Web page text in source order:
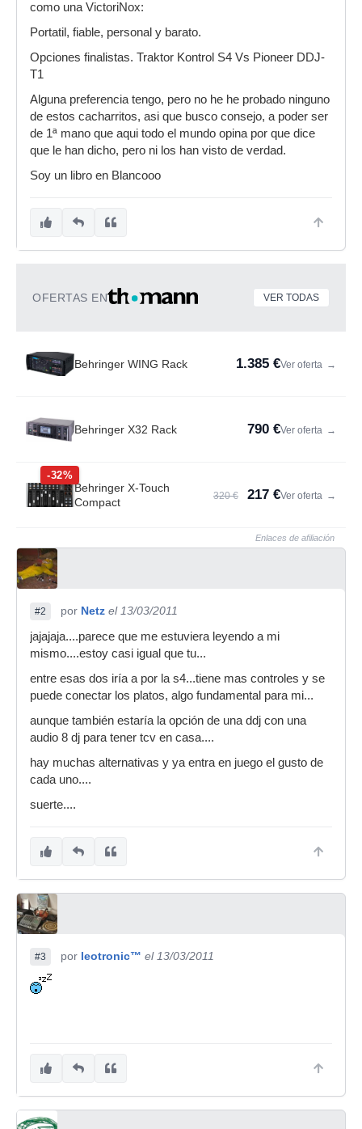
como una VictoriNox:
Portatil, fiable, personal y barato.
Opciones finalistas. Traktor Kontrol S4 Vs Pioneer DDJ-
T1
Alguna preferencia tengo, pero no he he probado ninguno
de estos cacharritos, asi que busco consejo, a poder ser
de 1ª mano que aqui todo el mundo opina por que dice
que le han dicho, pero ni los han visto de verdad.
Soy un libro en Blancooo
OFERTAS EN VER TODAS
Behringer WING Rack 1.385 €Ver oferta →
Behringer X32 Rack 790 €Ver oferta →
-32%
Behringer X-Touch
Compact
320 € 217 €Ver oferta →
Enlaces de afiliación
#2 por Netz el 13/03/2011
jajajaja....parece que me estuviera leyendo a mi
mismo....estoy casi igual que tu...
entre esas dos iría a por la s4...tiene mas controles y se
puede conectar los platos, algo fundamental para mi...
aunque también estaría la opción de una ddj con una
audio 8 dj para tener tcv en casa....
hay muchas alternativas y ya entra en juego el gusto de
cada uno....
suerte....
#3 por leotronic™ el 13/03/2011